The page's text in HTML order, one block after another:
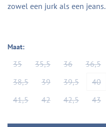
zowel een jurk als een jeans.
Maat:
35 35,5 36 36,5
38,5
39 39,5 40
41,5
42 42,5 43